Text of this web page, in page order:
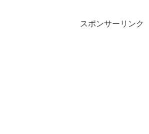
スポンサーリンク